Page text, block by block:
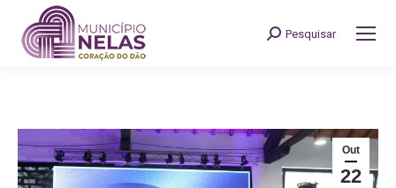
Search:
Pesquisar
Out
22